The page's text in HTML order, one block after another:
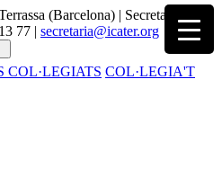
(Barcelona) | Secretaria 93
77 | secretaria@icater.org
COL·LEGIATS COL·LEGIA'T